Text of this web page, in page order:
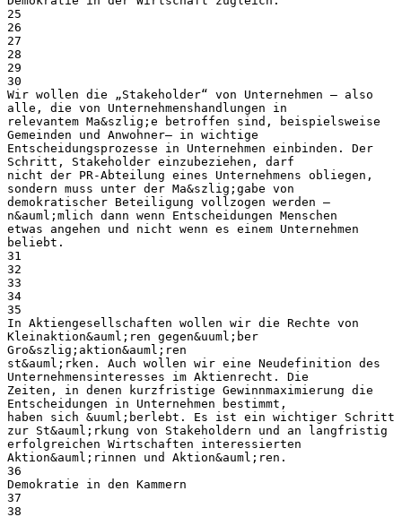
25
26
27
28
29
30
Wir wollen die „Stakeholder“ von Unternehmen – also
alle, die von Unternehmenshandlungen in
relevantem Ma&szlig;e betroffen sind, beispielsweise
Gemeinden und Anwohner– in wichtige
Entscheidungsprozesse in Unternehmen einbinden. Der
Schritt, Stakeholder einzubeziehen, darf
nicht der PR-Abteilung eines Unternehmens obliegen,
sondern muss unter der Ma&szlig;gabe von
demokratischer Beteiligung vollzogen werden –
n&auml;mlich dann wenn Entscheidungen Menschen
etwas angehen und nicht wenn es einem Unternehmen
beliebt.
31
32
33
34
35
In Aktiengesellschaften wollen wir die Rechte von
Kleinaktion&auml;ren gegen&uuml;ber
Gro&szlig;aktion&auml;ren
st&auml;rken. Auch wollen wir eine Neudefinition des
Unternehmensinteresses im Aktienrecht. Die
Zeiten, in denen kurzfristige Gewinnmaximierung die
Entscheidungen in Unternehmen bestimmt,
haben sich &uuml;berlebt. Es ist ein wichtiger Schritt
zur St&auml;rkung von Stakeholdern und an langfristig
erfolgreichen Wirtschaften interessierten
Aktion&auml;rinnen und Aktion&auml;ren.
36
Demokratie in den Kammern
37
38